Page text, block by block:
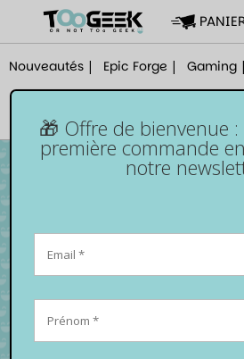
Nouveautés Epic Forge Gaming
🎁 Offre de bienvenue :
première commande
notre